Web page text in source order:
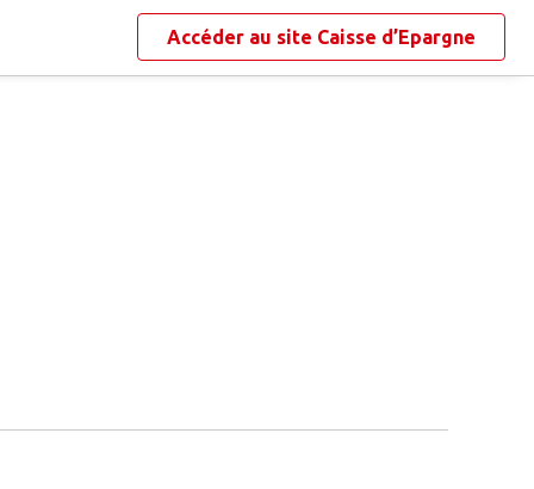
Accéder au site Caisse d’Epargne